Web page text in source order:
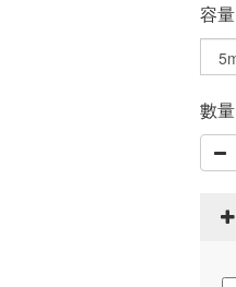
容量
數量